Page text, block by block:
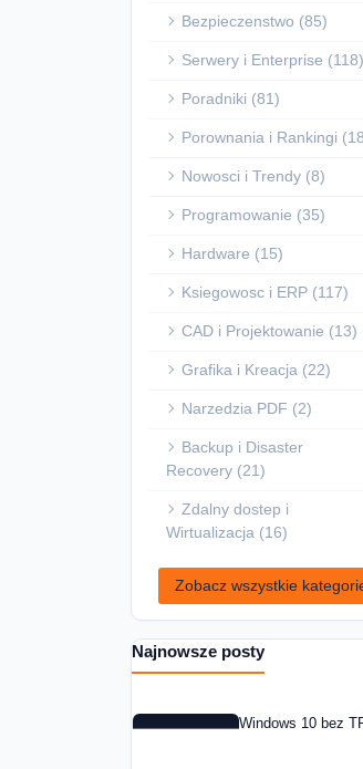
Bezpieczenstwo (85)
Serwery i Enterprise (118)
Poradniki (81)
Porownania i Rankingi
Nowosci i Trendy (8)
Programowanie (35)
Hardware (15)
Ksiegowosc i ERP (117)
CAD i Projektowanie (13)
Grafika i Kreacja (22)
Narzedzia PDF (2)
Backup i Disaster
Recovery (21)
Zdalny dostep i
Wirtualizacja (16)
Zobacz wszystkie
Najnowsze posty
Windows 10 bez